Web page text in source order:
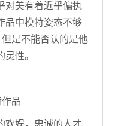
对美有着近乎偏执
品中模特姿态不够
但是不能否认的是他
性。
品
娱，忠诚的人才